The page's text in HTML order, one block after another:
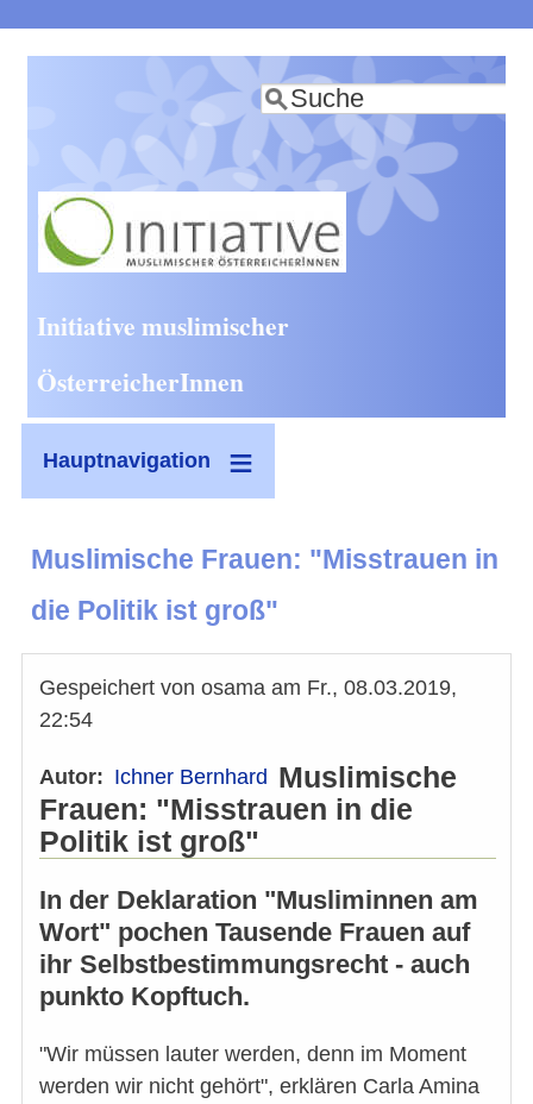
zum
Inhalt
Suche
Initiative muslimischer
ÖsterreicherInnen
Hauptnavigation
Muslimische Frauen: "Misstrauen in
die Politik ist groß"
Gespeichert von osama am Fr., 08.03.2019,
22:54
Autor Ichner Bernhard Muslimische
Frauen: "Misstrauen in die
Politik ist groß"
In der Deklaration "Musliminnen am
Wort" pochen Tausende Frauen auf
ihr Selbstbestimmungsrecht - auch
punkto Kopftuch.
"Wir müssen lauter werden, denn im Moment
werden wir nicht gehört", erklären Carla Amina